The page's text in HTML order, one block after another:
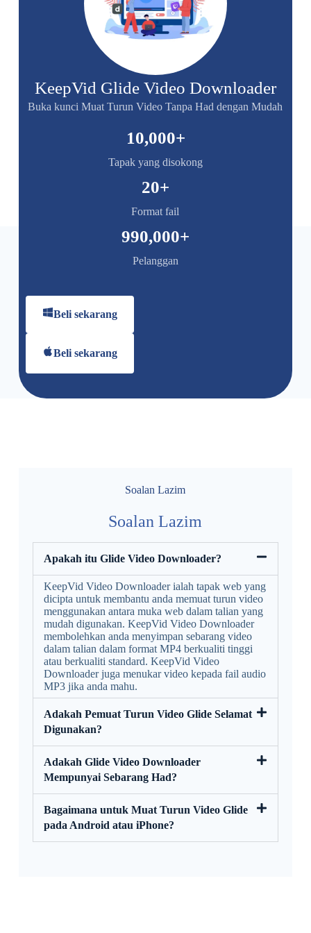
KeepVid Glide Video Downloader
Buka kunci Muat Turun Video Tanpa Had dengan Mudah
Tapak yang disokong
10,000+
Format fail
20+
Pelanggan
990,000+
Beli sekarang
Beli sekarang
Soalan Lazim
Soalan Lazim
Apakah itu Glide Video Downloader?
KeepVid Video Downloader ialah tapak web yang
dicipta untuk membantu anda memuat turun video
menggunakan antara muka web dalam talian yang
mudah digunakan. KeepVid Video Downloader
membolehkan anda menyimpan sebarang video
dalam talian dalam format MP4 berkualiti tinggi
atau berkualiti standard. KeepVid Video
Downloader juga menukar video kepada fail audio
MP3 jika anda mahu.
Adakah Pemuat Turun Video Glide Selamat
Digunakan?
Adakah Glide Video Downloader
Mempunyai Sebarang Had?
Bagaimana untuk Muat Turun Video Glide
pada Android atau iPhone?